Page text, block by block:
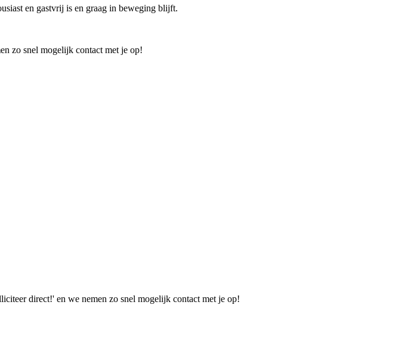
en gastvrij is en graag in beweging blijft.
zo snel mogelijk contact met je op!
direct!' en we nemen zo snel mogelijk contact met je op!